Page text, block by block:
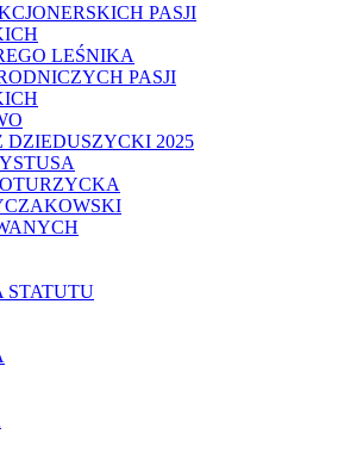
PASJI
LEŚNIKA
PASJI
DZIEDUSZYCKI 2025
STATUTU